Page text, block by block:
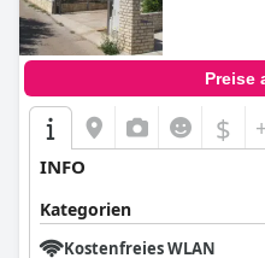
Preise
$
INFO
Kategorien
Kostenfreies WLAN